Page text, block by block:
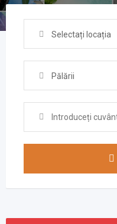
Selectați locația
Pălării